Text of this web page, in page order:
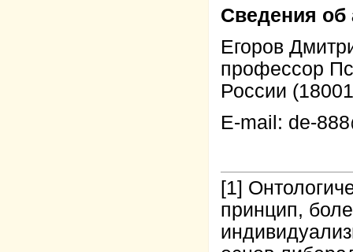
Сведения об
Егоров
профессор
России
E-mail: de-
[1]
принцип,